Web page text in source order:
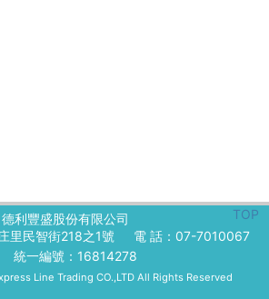
TOP
德利豐盛股份有限公司
里民智街218之1號
電 話：07-7010067
統一編號：16814278
Line Trading CO.,LTD All Rights Reserved